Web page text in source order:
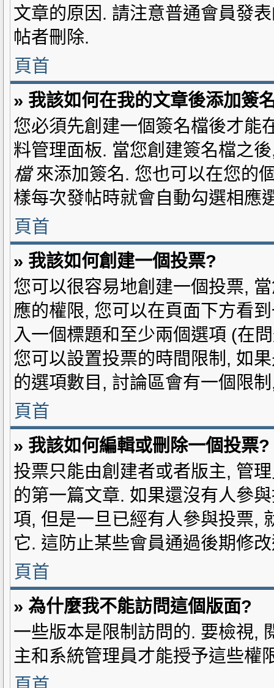
文章的原因. 請注意普通會員發
帖者刪除.
頁首
» 我該如何在我的文章後添加簽
您必須先創建一個簽名檔後才能
料管理面板. 當您創建簽名檔之
檔來添加簽名. 您也可以在您的
樣每次發帖時就會自動勾選相應
頁首
» 我該如何創建一個投票?
您可以很容易地創建一個投票,
應的權限, 您可以在頁面下方看
入一個標題和至少兩個選項 (在
您可以設置投票的時間限制, 如
的選項數目, 討論區會有一個限
頁首
» 我該如何編輯或刪除一個投票?
投票只能由創建者或者版主, 管
的第一篇文章. 如果還沒有人參
項, 但是一旦已經有人參與投票,
它. 這防止某些會員通過後期修
頁首
» 為什麼我不能訪問這個版面?
一些版本是限制訪問的. 要檢視,
主和系統管理員才能授予這些權